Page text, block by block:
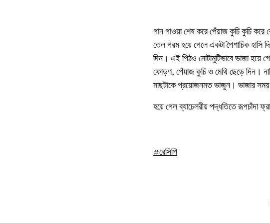
গান গাওয়া শেষ করে পেঁয়াজ কুচি কুচি
তেল গরম হয়ে গেলে একটা পৈশাচিক হাসি
দিন। এই পিঠও মোটামুটিভাবে ভাজা হয়ে
ফোড়ণ, পেঁয়াজ কুচি ও মেথি ছেড়ে দিন।
মাছটাকে প্রয়োজনমত ভাজুন। ভাজার সময়
হয়ে গেল ব্যাচেলরীয় পদ্ধতিতে রূপচাঁদা
#রেসিপি